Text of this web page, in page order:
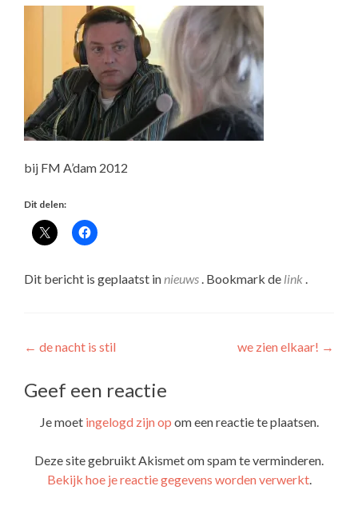
bij FM A’dam 2012
Dit delen:
Dit bericht is geplaatst innieuws . Bookmark de link .
Bericht
navigatie
← de nacht is stil we zien elkaar! →
Geef een reactie
Je moet ingelogd zijn op om een reactie te plaatsen.
Deze site gebruikt Akismet om spam te verminderen.
Bekijk hoe je reactie gegevens worden verwerkt.